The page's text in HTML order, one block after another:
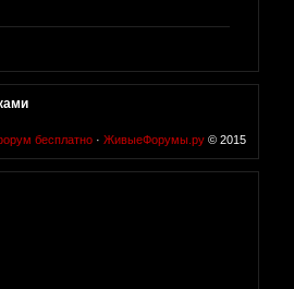
бесплатно · ЖивыеФорумы.ру © 2015